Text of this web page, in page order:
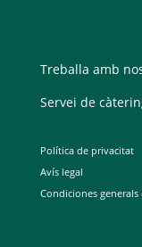
Treballa amb
Servei de
Política de privacitat
Avís legal
Condiciones generals